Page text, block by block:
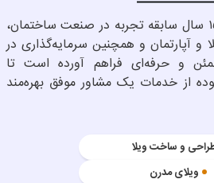
شرکت نماپلان با بیش از ۱۵ سال سابقه تجربه در صنعت ساختمان،
آپارتمان و همچنین سرمایه‌گذاری در
و حرفه‌ای فراهم آورده است تا
از خدمات یک مشاور موفق بهره‌مند
و ساخت ویلا
ویلای مدرن